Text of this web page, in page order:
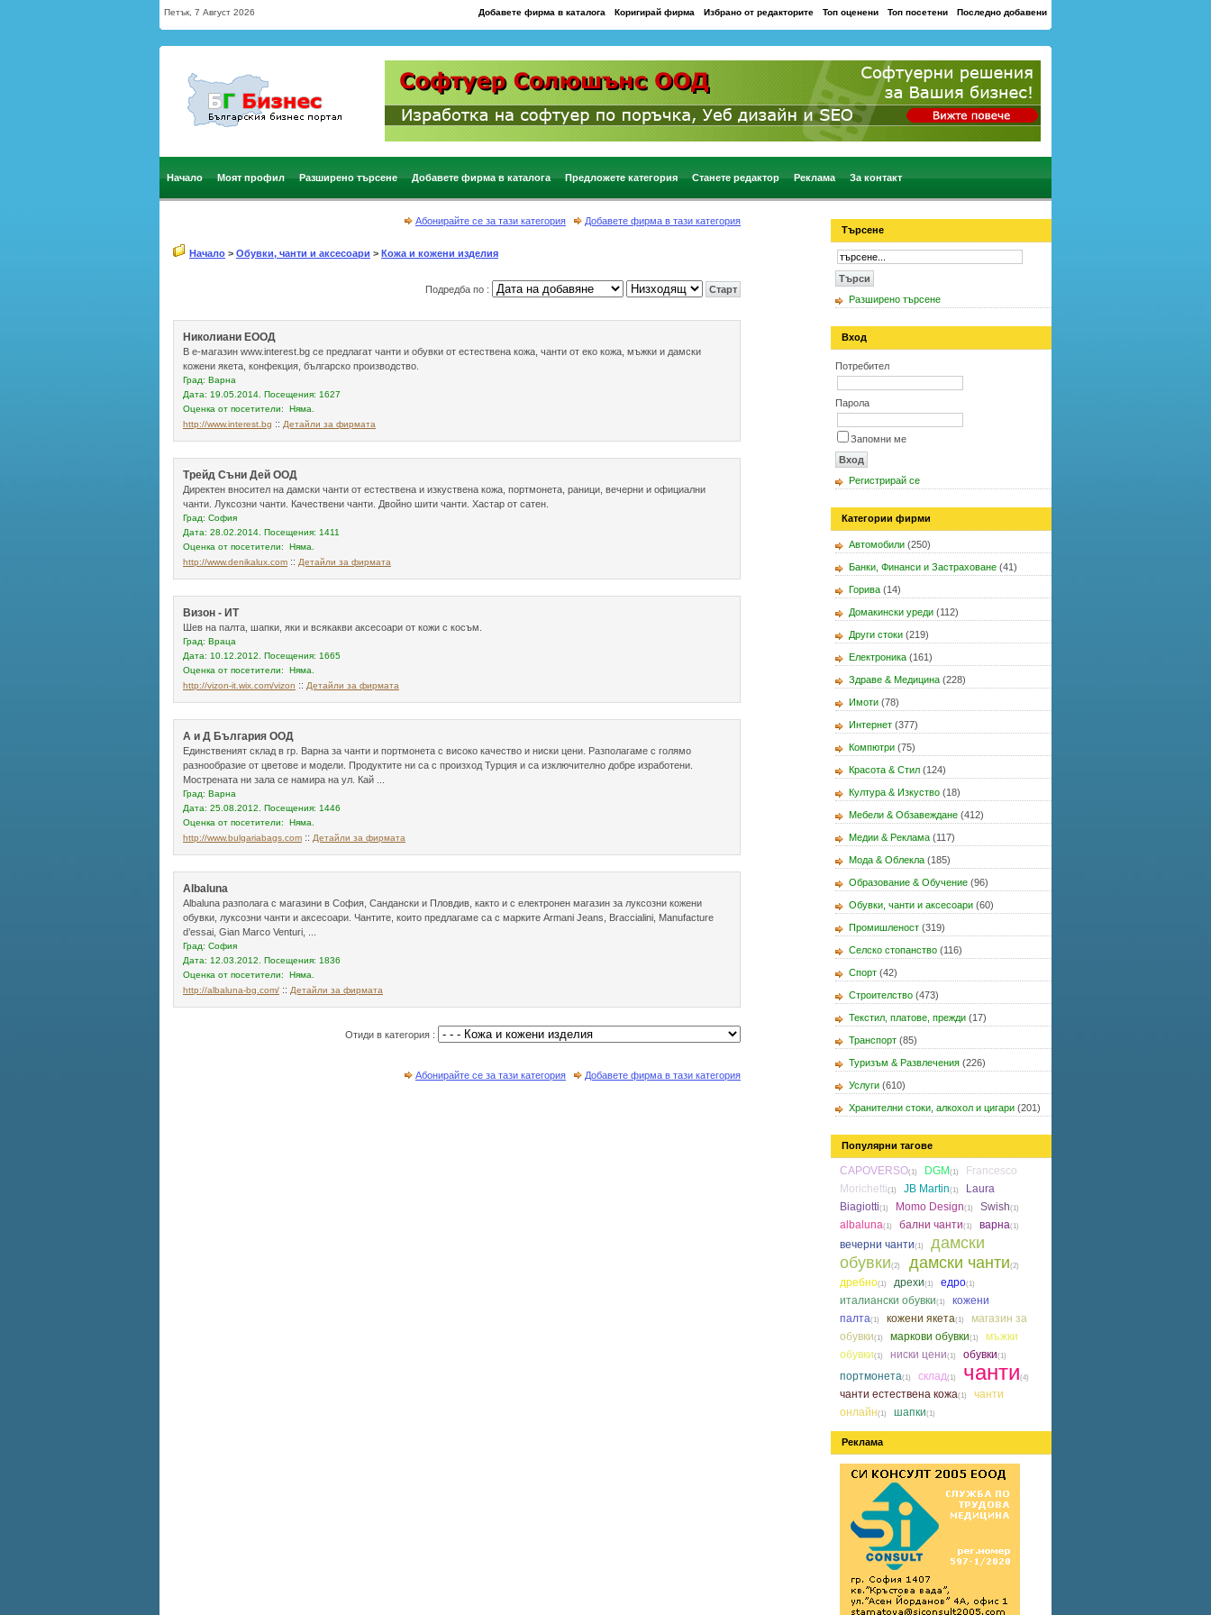
Последно добавени
Топ посетени
Топ оценени
Избрано от редакторите
Коригирай фирма
Добавете фирма в каталога
Петък, 7 Август 2026
Начало Моят профил Разширено търсене Добавете фирма в каталога Предложете категория Станете редактор Реклама За контакт
Абонирайте се за тази категория Добавете фирма в тази категория
Начало > Обувки, чанти и аксесоари > Кожа и кожени изделия
Подредба по :
Николиани ЕООД
В е-магазин www.interest.bg се предлагат чанти и обувки от естествена кожа, чанти от еко кожа, мъжки и дамски
кожени якета, конфекция, българско производство.
Град: Варна
Дата: 19.05.2014. Посещения: 1627
Оценка от посетители: Няма.
http://www.interest.bg :: Детайли за фирмата
Трейд Съни Дей ООД
Директен вносител на дамски чанти от естествена и изкуствена кожа, портмонета, раници, вечерни и официални
чанти. Луксозни чанти. Качествени чанти. Двойно шити чанти. Хастар от сатен.
Град: София
Дата: 28.02.2014. Посещения: 1411
Оценка от посетители: Няма.
http://www.denikalux.com :: Детайли за фирмата
Визон - ИТ
Шев на палта, шапки, яки и всякакви аксесоари от кожи с косъм.
Град: Враца
Дата: 10.12.2012. Посещения: 1665
Оценка от посетители: Няма.
http://vizon-it.wix.com/vizon :: Детайли за фирмата
А и Д България ООД
Единственият склад в гр. Варна за чанти и портмонета с високо качество и ниски цени. Разполагаме с голямо
разнообразие от цветове и модели. Продуктите ни са с произход Турция и са изключително добре изработени.
Мострената ни зала се намира на ул. Кай ...
Град: Варна
Дата: 25.08.2012. Посещения: 1446
Оценка от посетители: Няма.
http://www.bulgariabags.com :: Детайли за фирмата
Albaluna
Albaluna разполага с магазини в София, Сандански и Пловдив, както и с електронен магазин за луксозни кожени
обувки, луксозни чанти и аксесоари. Чантите, които предлагаме са с марките Armani Jeans, Braccialini, Manufacture
d’essai, Gian Marco Venturi, ...
Град: София
Дата: 12.03.2012. Посещения: 1836
Оценка от посетители: Няма.
http://albaluna-bg.com/ :: Детайли за фирмата
Отиди в категория :
Абонирайте се за тази категория Добавете фирма в тази категория
Търсене
Разширено търсене
Вход
Потребител
Парола
Запомни ме
Регистрирай се
Категории фирми
Автомобили (250)
Банки, Финанси и Застраховане (41)
Горива (14)
Домакински уреди (112)
Други стоки (219)
Електроника (161)
Здраве & Медицина (228)
Имоти (78)
Интернет (377)
Компютри (75)
Красота & Стил (124)
Култура & Изкуство (18)
Мебели & Обзавеждане (412)
Медии & Реклама (117)
Мода & Облекла (185)
Образование & Обучение (96)
Обувки, чанти и аксесоари (60)
Промишленост (319)
Селско стопанство (116)
Спорт (42)
Строителство (473)
Текстил, платове, прежди (17)
Транспорт (85)
Туризъм & Развлечения (226)
Услуги (610)
Хранителни стоки, алкохол и цигари (201)
Популярни тагове
CAPOVERSO(1) DGM (1)
Francesco
Morichetti(1) JB Martin(1)
Laura
Biagiotti(1) Momo Design(1) Swish(1)
albaluna(1) бални чанти(1) варна(1)
вечерни чанти(1)
дамски
обувки(2) дамски чанти(2)
дребно(1) дрехи(1) едро(1)
италиански обувки(1)
кожени
палта(1) кожени якета(1)
магазин за
обувки(1) маркови обувки(1)
мъжки
обувки(1) ниски цени(1) обувки(1)
портмонета(1) склад(1) чанти(4)
чанти естествена кожа(1)
чанти
онлайн(1) шапки(1)
Реклама